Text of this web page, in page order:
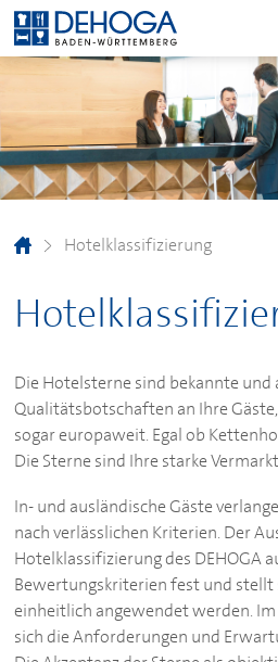
Zum Hauptinhalt springen
Zum Footerinhalt springen
Hotelklassifizierung
Die Hotelsterne sind bekannte und
Qualitätsbotschaften an Ihre
sogar europaweit. Egal ob
Die Sterne sind Ihre starke
In- und ausländische Gäste
nach verlässlichen Kriterien. Der
Hotelklassifizierung des DEHOGA
Bewertungskriterien fest und stellt
einheitlich angewendet werden.
sich die Anforderungen und